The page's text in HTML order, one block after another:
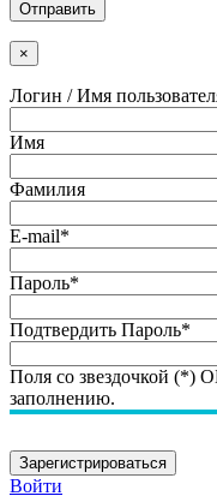
Отправить
×
Логин / Имя
Имя
Фамилия
E-mail*
Пароль*
Подтвердить Пароль*
Поля со звездочкой
заполнению.
Войти